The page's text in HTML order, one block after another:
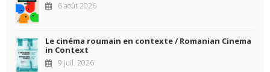
6 août 2026
Le cinéma roumain en contexte / Romanian Cinema
in Context
9 juil. 2026